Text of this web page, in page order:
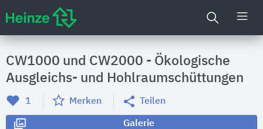
CW1000 und CW2000 - Ökologische
Ausgleichs- und Hohlraumschüttungen
1 Merken Teilen
Galerie